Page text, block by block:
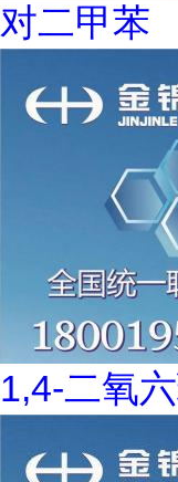
对二甲苯
1,4-二氧